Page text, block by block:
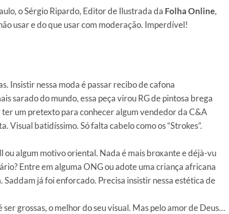
o Sérgio Ripardo, Editor de Ilustrada da Folha Online,
usar e do que usar com moderação. Imperdível!
Insistir nessa moda é passar recibo de cafona
sarado do mundo, essa peça virou RG de pintosa brega
ter um pretexto para conhecer algum vendedor da C&A
Visual batidíssimo. Só falta cabelo como os “Strokes”.
ou algum motivo oriental. Nada é mais broxante e déjà-vu
Entre em alguma ONG ou adote uma criança africana
já foi enforcado. Precisa insistir nessa estética de
grossas, o melhor do seu visual. Mas pelo amor de Deus…